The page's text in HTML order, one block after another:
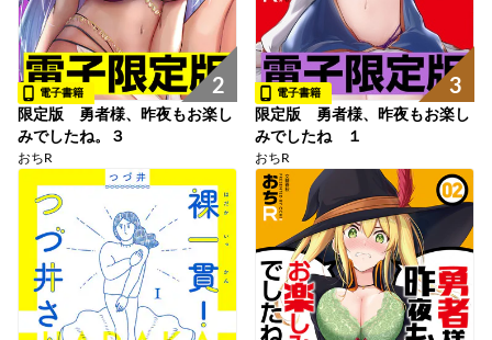
2
電子書籍
限定版 勇者様、昨夜もお楽し
みでしたね。３
おちR
3
電子書籍
限定版 勇者様、昨夜もお楽し
みでしたね １
おちR